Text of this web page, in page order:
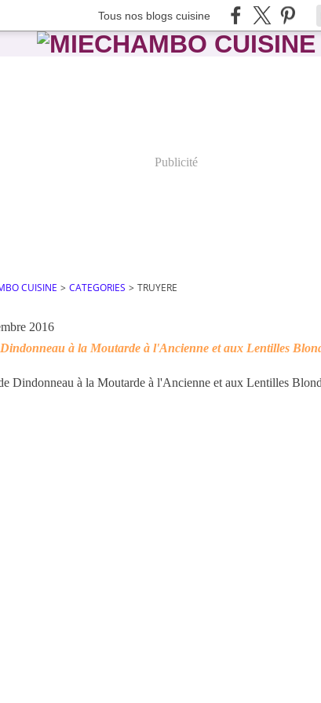
Tous nos blogs cuisine
Publicité
CUISINE > CATEGORIES > TRUYERE
2016
à la Moutarde à l'Ancienne et aux Lentilles